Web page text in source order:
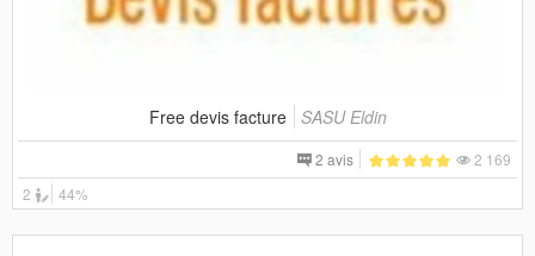
Free devis facture SASU Eldin
2 169
2 avis
2
44%